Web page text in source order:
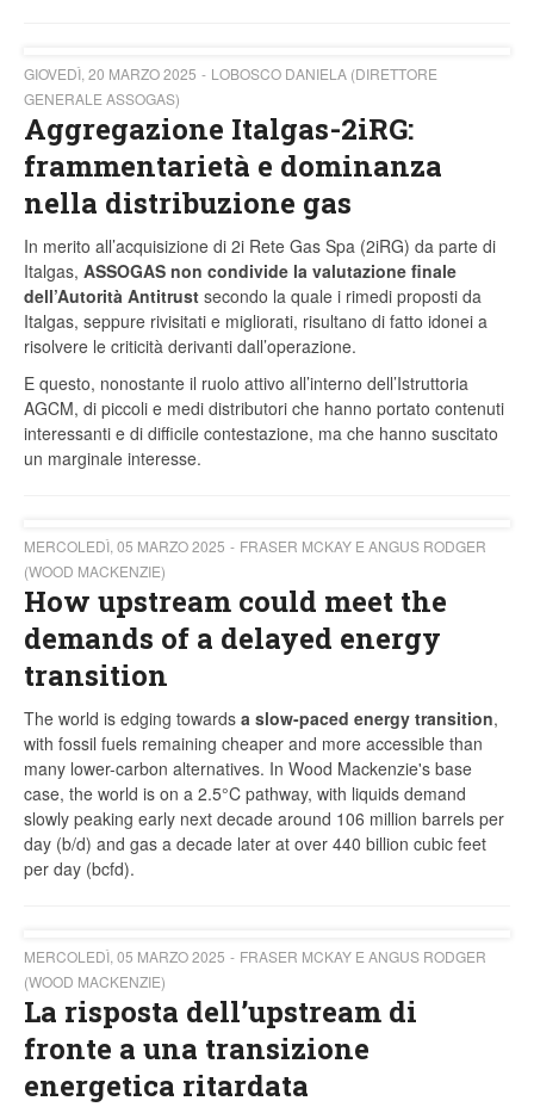
GIOVEDÌ, 20 MARZO 2025
LOBOSCO DANIELA (DIRETTORE
GENERALE ASSOGAS)
Aggregazione Italgas-2iRG:
frammentarietà e dominanza
nella distribuzione gas
In merito all’acquisizione di 2i Rete Gas Spa (2iRG) da parte di
Italgas, ASSOGAS non condivide la valutazione finale
dell’Autorità Antitrust secondo la quale i rimedi proposti da
Italgas, seppure rivisitati e migliorati, risultano di fatto idonei a
risolvere le criticità derivanti dall’operazione.
E questo, nonostante il ruolo attivo all’interno dell’Istruttoria
AGCM, di piccoli e medi distributori che hanno portato contenuti
interessanti e di difficile contestazione, ma che hanno suscitato
un marginale interesse.
MERCOLEDÌ, 05 MARZO 2025
FRASER MCKAY E ANGUS RODGER
(WOOD MACKENZIE)
How upstream could meet the
demands of a delayed energy
transition
The world is edging towards a slow-paced energy transition,
with fossil fuels remaining cheaper and more accessible than
many lower-carbon alternatives. In Wood Mackenzie's base
case, the world is on a 2.5°C pathway, with liquids demand
slowly peaking early next decade around 106 million barrels per
day (b/d) and gas a decade later at over 440 billion cubic feet
per day (bcfd).
MERCOLEDÌ, 05 MARZO 2025
FRASER MCKAY E ANGUS RODGER
(WOOD MACKENZIE)
La risposta dell’upstream di
fronte a una transizione
energetica ritardata